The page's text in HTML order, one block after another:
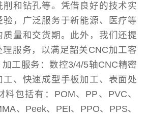
削和钻孔等。凭借良好的技术实
验，广泛服务于新能源、医疗等
量和交货期。此外，我们还提
服务，以满足韶关CNC加工客
工服务：数控3/4/5轴CNC精密
工、快速成型手板加工、表面处
包括有：POM、PP、PVC、
、Peek、PEI、PPO、PPS、